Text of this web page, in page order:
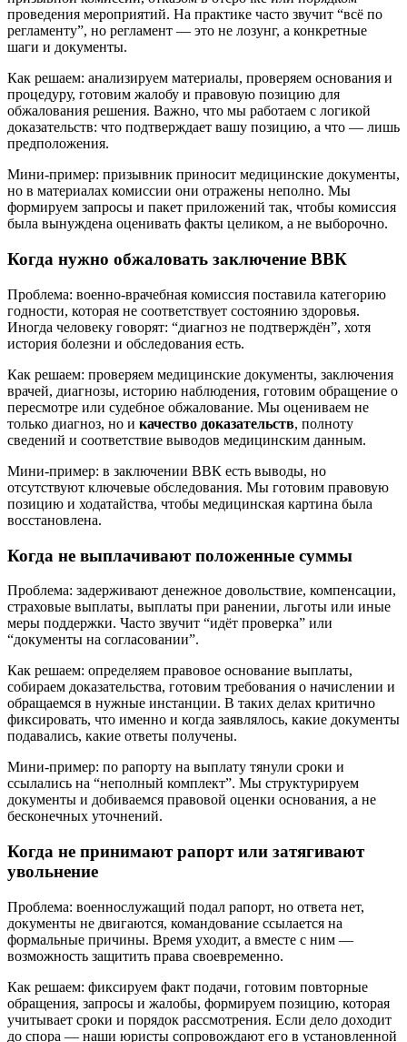
проведения мероприятий. На практике часто звучит “всё по
регламенту”, но регламент — это не лозунг, а конкретные
шаги и документы.
Как решаем: анализируем материалы, проверяем основания и
процедуру, готовим жалобу и правовую позицию для
обжалования решения. Важно, что мы работаем с логикой
доказательств: что подтверждает вашу позицию, а что — лишь
предположения.
Мини-пример: призывник приносит медицинские документы,
но в материалах комиссии они отражены неполно. Мы
формируем запросы и пакет приложений так, чтобы комиссия
была вынуждена оценивать факты целиком, а не выборочно.
Когда нужно обжаловать заключение ВВК
Проблема: военно-врачебная комиссия поставила категорию
годности, которая не соответствует состоянию здоровья.
Иногда человеку говорят: “диагноз не подтверждён”, хотя
история болезни и обследования есть.
Как решаем: проверяем медицинские документы, заключения
врачей, диагнозы, историю наблюдения, готовим обращение о
пересмотре или судебное обжалование. Мы оцениваем не
только диагноз, но и качество доказательств, полноту
сведений и соответствие выводов медицинским данным.
Мини-пример: в заключении ВВК есть выводы, но
отсутствуют ключевые обследования. Мы готовим правовую
позицию и ходатайства, чтобы медицинская картина была
восстановлена.
Когда не выплачивают положенные суммы
Проблема: задерживают денежное довольствие, компенсации,
страховые выплаты, выплаты при ранении, льготы или иные
меры поддержки. Часто звучит “идёт проверка” или
“документы на согласовании”.
Как решаем: определяем правовое основание выплаты,
собираем доказательства, готовим требования о начислении и
обращаемся в нужные инстанции. В таких делах критично
фиксировать, что именно и когда заявлялось, какие документы
подавались, какие ответы получены.
Мини-пример: по рапорту на выплату тянули сроки и
ссылались на “неполный комплект”. Мы структурируем
документы и добиваемся правовой оценки основания, а не
бесконечных уточнений.
Когда не принимают рапорт или затягивают
увольнение
Проблема: военнослужащий подал рапорт, но ответа нет,
документы не двигаются, командование ссылается на
формальные причины. Время уходит, а вместе с ним —
возможность защитить права своевременно.
Как решаем: фиксируем факт подачи, готовим повторные
обращения, запросы и жалобы, формируем позицию, которая
учитывает сроки и порядок рассмотрения. Если дело доходит
до спора — наши юристы сопровождают его в установленной